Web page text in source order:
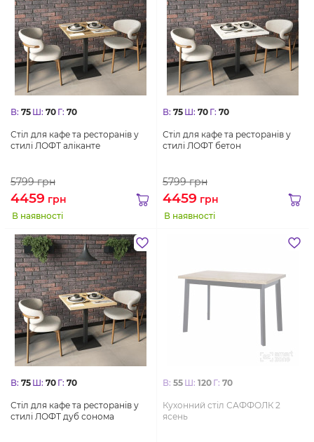
В: 75 Ш: 70 Г: 70
Стіл для кафе та ресторанів у
стилі ЛОФТ аліканте
5799грн
4459 грн
В наявності
В: 75 Ш: 70 Г: 70
Стіл для кафе та ресторанів у
стилі ЛОФТ бетон
5799грн
4459 грн
В наявності
В: 75 Ш: 70 Г: 70
Стіл для кафе та ресторанів у
стилі ЛОФТ дуб сонома
В: 55 Ш: 120 Г: 70
Кухонний стіл САФФОЛК 2
ясень